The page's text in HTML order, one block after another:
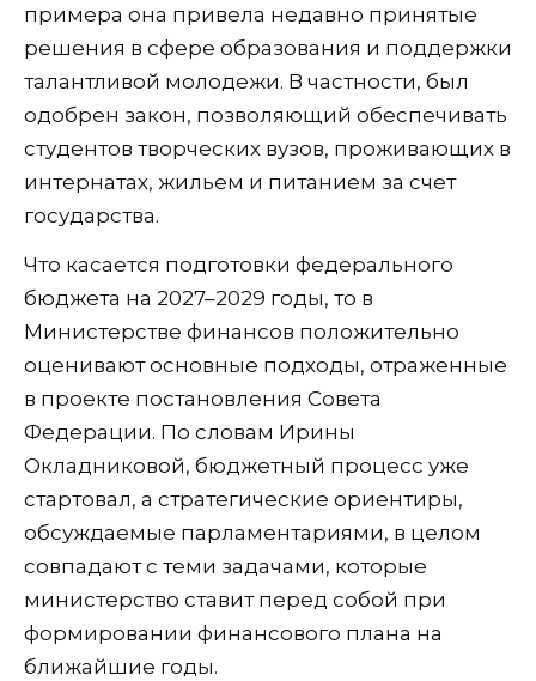
примера она привела недавно принятые
решения в сфере образования и поддержки
талантливой молодежи. В частности, был
одобрен закон, позволяющий обеспечивать
студентов творческих вузов, проживающих в
интернатах, жильем и питанием за счет
государства.
Что касается подготовки федерального
бюджета на 2027–2029 годы, то в
Министерстве финансов положительно
оценивают основные подходы, отраженные
в проекте постановления Совета
Федерации. По словам Ирины
Окладниковой, бюджетный процесс уже
стартовал, а стратегические ориентиры,
обсуждаемые парламентариями, в целом
совпадают с теми задачами, которые
министерство ставит перед собой при
формировании финансового плана на
ближайшие годы.